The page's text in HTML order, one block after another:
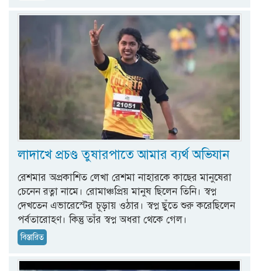
লাদাখে প্রচণ্ড তুষারপাতে আমার ব্যর্থ অভিযান
রেশমার অপ্রকাশিত লেখা রেশমা নাহারকে কাছের মানুষেরা
চেনেন রত্না নামে। রোমাঞ্চপ্রিয় মানুষ ছিলেন তিনি। স্বপ্ন
দেখতেন এভারেস্টের চূড়ায় ওঠার। স্বপ্ন ছুঁতে শুরু করেছিলেন
পর্বতারোহণ। কিন্তু তাঁর স্বপ্ন অধরা থেকে গেল।
বিস্তারিত